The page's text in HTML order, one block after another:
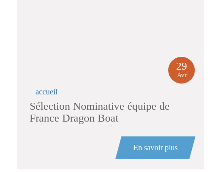
accueil
Sélection Nominative équipe de
France Dragon Boat
29
Avr
En savoir plus